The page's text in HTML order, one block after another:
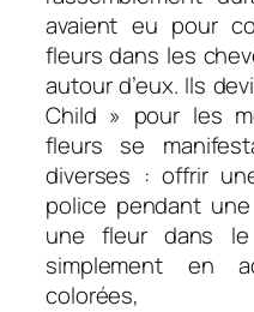
avaient eu pour
fleurs dans les
autour d’eux. Ils
Child » pour les
fleurs se
diverses : offrir
police pendant
une fleur dans
simplement en
colorées,